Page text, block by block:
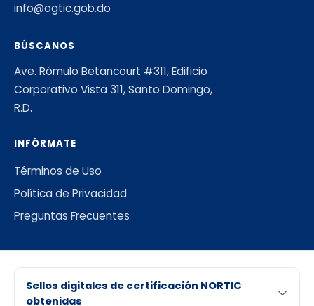
info@ogtic.gob.do
BÚSCANOS
Ave. Rómulo Betancourt #311, Edificio
Corporativo Vista 311, Santo Domingo,
R.D.
INFÓRMATE
Términos de Uso
Política de Privacidad
Preguntas Frecuentes
Sellos digitales de certificación NORTIC
obtenidas